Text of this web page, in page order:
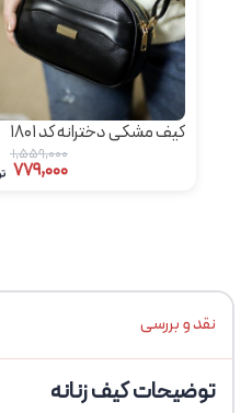
کیف مشکی دخترانه کد 1801
1,559,000
779,000
نقد و بررسی
توضیحات کیف زنانه